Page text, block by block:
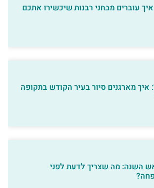
עוברים מבחני רבנות שיכשירו אתכם
איך מארגנים סיור בעיר הקודש בתקופה
השנה: מה שצריך לדעת לפני